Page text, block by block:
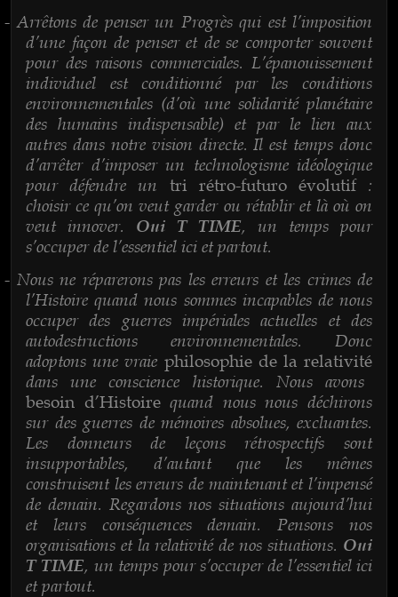
- Arrêtons de penser un Progrès qui est l’imposition
d’une façon de penser et de se comporter souvent
pour des raisons commerciales. L’épanouissement
individuel est conditionné par les conditions
environnementales (d’où une solidarité planétaire
des humains indispensable) et par le lien aux
autres dans notre vision directe. Il est temps donc
d’arrêter d’imposer un technologisme idéologique
pour défendre un tri rétro-futuro évolutif:
choisir ce qu’on veut garder ou rétablir et là où on
veut innover. Oui T TIME, un temps pour
s’occuper de l’essentiel ici et partout.
- Nous ne réparerons pas les erreurs et les crimes de
l’Histoire quand nous sommes incapables de nous
occuper des guerres impériales actuelles et des
autodestructions environnementales. Donc
adoptons une vraie philosophie de la relativité
dans une conscience historique. Nous avons
besoin d’Histoirequand nous nous déchirons
sur des guerres de mémoires absolues, excluantes.
Les donneurs de leçons rétrospectifs sont
insupportables, d’autant que les mêmes
construisent les erreurs de maintenant et l’impensé
de demain. Regardons nos situations aujourd’hui
et leurs conséquences demain. Pensons nos
organisations et la relativité de nos situations. Oui
T TIME, un temps pour s’occuper de l’essentiel ici
et partout.